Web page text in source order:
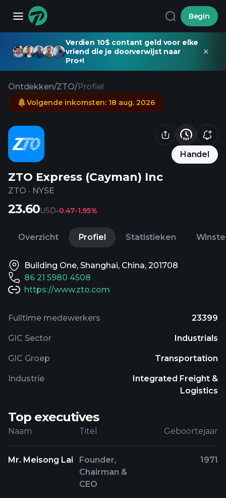
Begin
Verdien 10$ contant geld voor elke
vriend die je doorverwijst naar
Pro+!
Ontdekken/ZTO/Profiel
Handel
ZTO Express (Cayman) Inc
ZTO · NYSE
Volgende inkomsten: 18 aug. 2026
23.60USD-0.47-1.95%
Overzicht Profiel Statistieken
Building One, Shanghai, China, 201708
86 21 5980 4508
https://www.zto.com
Fulltime medewerkers 23399
GIC Sector Industrials
GIC Groep Transportation
Industrie
Integrated Freight &
Logistics
Top executives
Naam Titel Geboortejaar
Mr. Meisong Lai
Founder,
Chairman &
CEO
1971